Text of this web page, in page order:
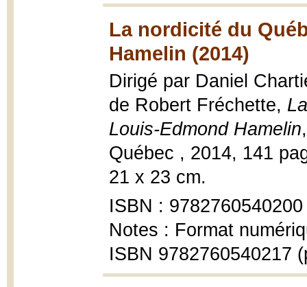
La nordicité du
Hamelin (2014)
Dirigé par Daniel
de Robert Fréchette,
Louis-Edmond Hamelin
Québec , 2014, 141
21 x 23 cm.
ISBN : 9782760540200
Notes : Format
ISBN 9782760540217